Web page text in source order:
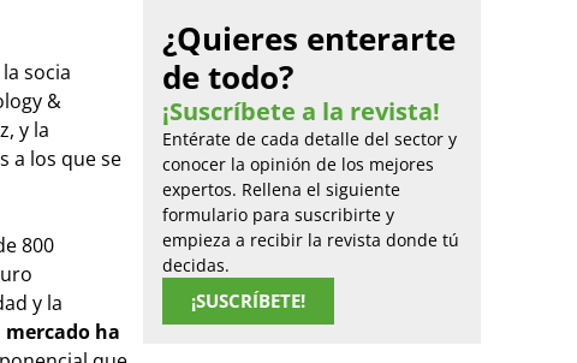
socia
&
y la
a los que se
800
y la
mercado ha
¿Quieres enterarte
de todo?
¡Suscríbete a la revista!
Entérate de cada detalle del sector y
conocer la opinión de los mejores
expertos. Rellena el siguiente
formulario para suscribirte y
empieza a recibir la revista donde tú
decidas.
¡SUSCRÍBETE!